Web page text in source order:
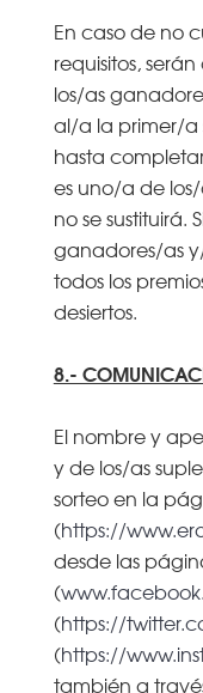
En caso de no
requisitos,
los/as
al/a la primer/a
hasta
es uno/a de
no se sustituirá.
ganadores/as
todos los
desiertos.
8.-
El nombre y
y de los/as
sorteo en la
(https://
desde las
(
(https://
(https://
también a